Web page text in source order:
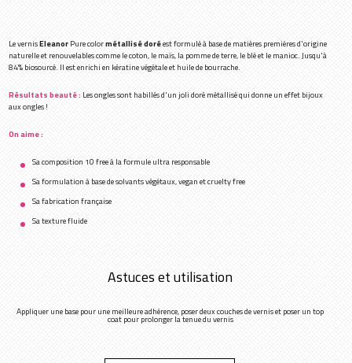
Le vernisEleanorPure colormétallisé doréest formulé à base de matières premières d'origine
naturelle et renouvelables comme le coton, le maïs, la pomme de terre, le blé et le manioc. Jusqu'à
84% biosourcé. Il est enrichi en kératine végétale et huile de bourrache.
Résultats beauté :Les ongles sont habillés d'un joli doré métallisé qui donne un effet bijoux
aux ongles !
On aime :
Sa composition 10 free à la formule ultra responsable
Sa formulation à base de solvants végétaux, vegan et cruelty free
Sa fabrication française
Sa texture fluide
Astuces et utilisation
Appliquer une base pour une meilleure adhérence, poser deux couches de vernis et poser un top
coat pour prolonger la tenue du vernis